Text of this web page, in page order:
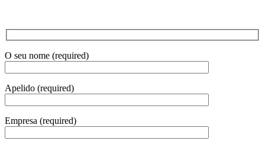
O seu nome (required)
Apelido (required)
Empresa (required)